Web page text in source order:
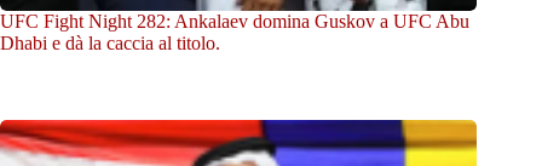
UFC Fight Night 282: Ankalaev domina Guskov a UFC Abu
Dhabi e dà la caccia al titolo.